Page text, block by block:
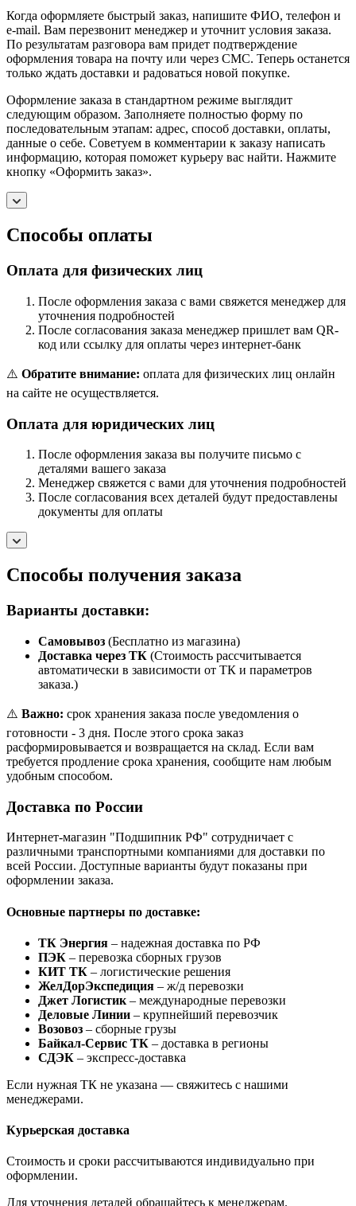
Когда оформляете быстрый заказ, напишите ФИО, телефон и
e-mail. Вам перезвонит менеджер и уточнит условия заказа.
По результатам разговора вам придет подтверждение
оформления товара на почту или через СМС. Теперь останется
только ждать доставки и радоваться новой покупке.
Оформление заказа в стандартном режиме выглядит
следующим образом. Заполняете полностью форму по
последовательным этапам: адрес, способ доставки, оплаты,
данные о себе. Советуем в комментарии к заказу написать
информацию, которая поможет курьеру вас найти. Нажмите
кнопку «Оформить заказ».
Способы оплаты
Оплата для физических лиц
После оформления заказа с вами свяжется менеджер для
уточнения подробностей
После согласования заказа менеджер пришлет вам QR-
код или ссылку для оплаты через интернет-банк
⚠️ Обратите внимание: оплата для физических лиц онлайн
на сайте не осуществляется.
Оплата для юридических лиц
После оформления заказа вы получите письмо с
деталями вашего заказа
Менеджер свяжется с вами для уточнения подробностей
После согласования всех деталей будут предоставлены
документы для оплаты
Способы получения заказа
Варианты доставки:
Самовывоз (Бесплатно из магазина)
Доставка через ТК (Стоимость рассчитывается
автоматически в зависимости от ТК и параметров
заказа.)
⚠️ Важно: срок хранения заказа после уведомления о
готовности - 3 дня. После этого срока заказ
расформировывается и возвращается на склад. Если вам
требуется продление срока хранения, сообщите нам любым
удобным способом.
Доставка по России
Интернет-магазин "Подшипник РФ" сотрудничает с
различными транспортными компаниями для доставки по
всей России. Доступные варианты будут показаны при
оформлении заказа.
Основные партнеры по доставке:
ТК Энергия – надежная доставка по РФ
ПЭК – перевозка сборных грузов
КИТ ТК – логистические решения
ЖелДорЭкспедиция – ж/д перевозки
Джет Логистик – международные перевозки
Деловые Линии – крупнейший перевозчик
Возовоз – сборные грузы
Байкал-Сервис ТК – доставка в регионы
СДЭК – экспресс-доставка
Если нужная ТК не указана — свяжитесь с нашими
менеджерами.
Курьерская доставка
Стоимость и сроки рассчитываются индивидуально при
оформлении.
Для уточнения деталей обращайтесь к менеджерам.